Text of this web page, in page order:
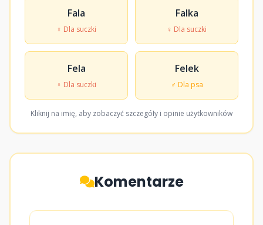
Fala
♀ Dla suczki
Falka
♀ Dla suczki
Fela
♀ Dla suczki
Felek
♂ Dla psa
Kliknij na imię, aby zobaczyć szczegóły i opinie użytkowników
Komentarze